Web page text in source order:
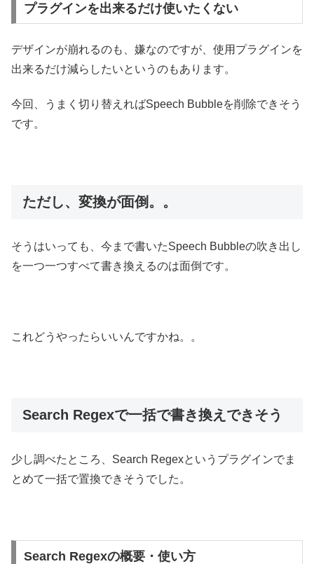
プラグインを出来るだけ使いたくない
デザインが崩れるのも、嫌なのですが、使用プラグインを
出来るだけ減らしたいというのもあります。
今回、うまく切り替えればSpeech Bubbleを削除できそう
です。
ただし、変換が面倒。。
そうはいっても、今まで書いたSpeech Bubbleの吹き出し
を一つ一つすべて書き換えるのは面倒です。
これどうやったらいいんですかね。。
Search Regexで一括で書き換えできそう
少し調べたところ、Search Regexというプラグインでま
とめて一括で置換できそうでした。
Search Regexの概要・使い方